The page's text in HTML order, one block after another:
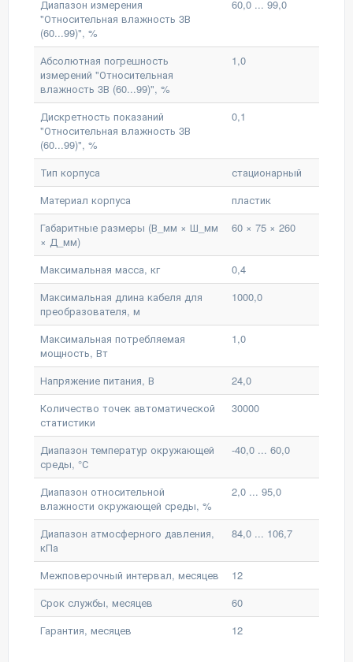
Диапазон измерения
"Относительная влажность 3В
(60...99)", %
60,0 ... 99,0
Абсолютная погрешность
измерений "Относительная
влажность 3В (60...99)", %
1,0
Дискретность показаний
"Относительная влажность 3В
(60...99)", %
0,1
Тип корпуса
стационарный
Материал корпуса
пластик
Габаритные размеры (В_мм × Ш_мм
× Д_мм)
60 × 75 × 260
Максимальная масса, кг
0,4
Максимальная длина кабеля для
преобразователя, м
1000,0
Максимальная потребляемая
мощность, Вт
1,0
Напряжение питания, В
24,0
Количество точек автоматической
статистики
30000
Диапазон температур окружающей
среды, °С
-40,0 ... 60,0
Диапазон относительной
влажности окружающей среды, %
2,0 ... 95,0
Диапазон атмосферного давления,
кПа
84,0 ... 106,7
Межповерочный интервал, месяцев
12
Срок службы, месяцев
60
Гарантия, месяцев
12